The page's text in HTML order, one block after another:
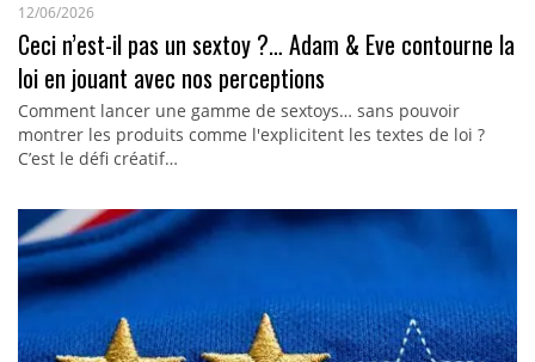
12/06/2026
Ceci n’est-il pas un sextoy ?… Adam & Eve contourne la
loi en jouant avec nos perceptions
Comment lancer une gamme de sextoys… sans pouvoir
montrer les produits comme l'explicitent les textes de loi ?
C’est le défi créatif…